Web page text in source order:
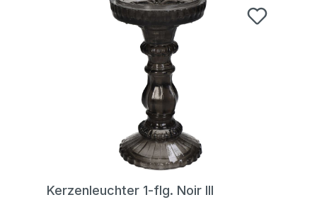
Kerzenleuchter 1-flg. Noir III